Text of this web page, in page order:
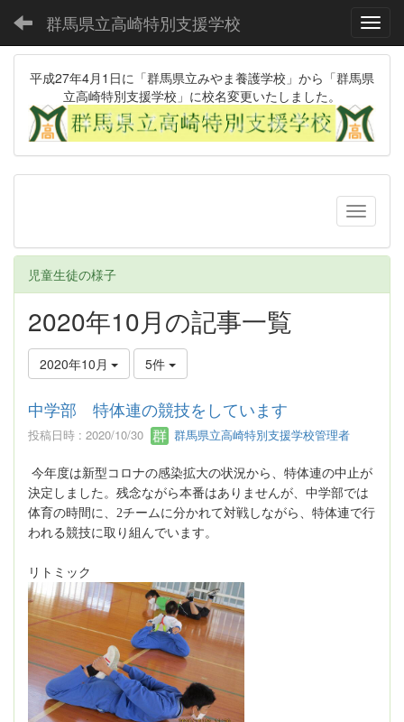
群馬県立高崎特別支援学校
平成27年4月1日に「群馬県立みやま養護学校」から「群馬県
立高崎特別支援学校」に校名変更いたしました。
児童生徒の様子
2020年10月の記事一覧
2020年10月 5件
中学部 特体連の競技をしています
投稿日時 : 2020/10/30 群馬県立高崎特別支援学校管理者
今年度は新型コロナの感染拡大の状況から、特体連の中止が
決定しました。残念ながら本番はありませんが、中学部では
体育の時間に、 2チームに分かれて対戦しながら、特体連で行
われる競技に取り組んでいます。
リトミック